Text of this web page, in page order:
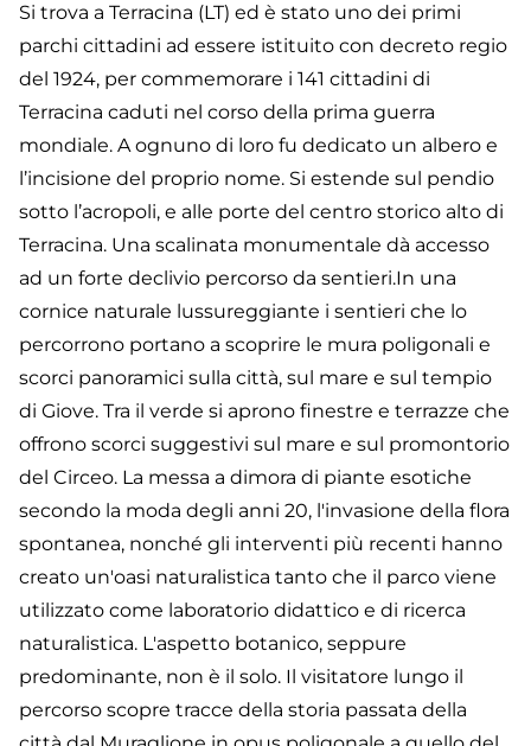
Si trova a Terracina (LT) ed è stato uno dei primi
parchi cittadini ad essere istituito con decreto regio
del 1924, per commemorare i 141 cittadini di
Terracina caduti nel corso della prima guerra
mondiale. A ognuno di loro fu dedicato un albero e
l’incisione del proprio nome. Si estende sul pendio
sotto l’acropoli, e alle porte del centro storico alto di
Terracina. Una scalinata monumentale dà accesso
ad un forte declivio percorso da sentieri.In una
cornice naturale lussureggiante i sentieri che lo
percorrono portano a scoprire le mura poligonali e
scorci panoramici sulla città, sul mare e sul tempio
di Giove. Tra il verde si aprono finestre e terrazze che
offrono scorci suggestivi sul mare e sul promontorio
del Circeo. La messa a dimora di piante esotiche
secondo la moda degli anni 20, l'invasione della flora
spontanea, nonché gli interventi più recenti hanno
creato un'oasi naturalistica tanto che il parco viene
utilizzato come laboratorio didattico e di ricerca
naturalistica. L'aspetto botanico, seppure
predominante, non è il solo. Il visitatore lungo il
percorso scopre tracce della storia passata della